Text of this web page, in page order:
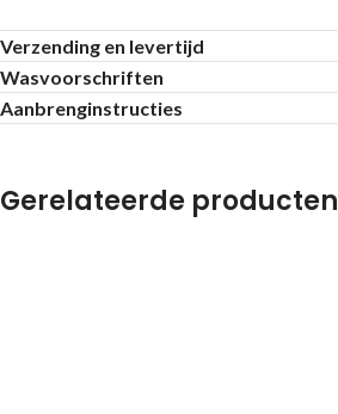
Verzending en levertijd
Wasvoorschriften
Aanbrenginstructies
Gerelateerde producten